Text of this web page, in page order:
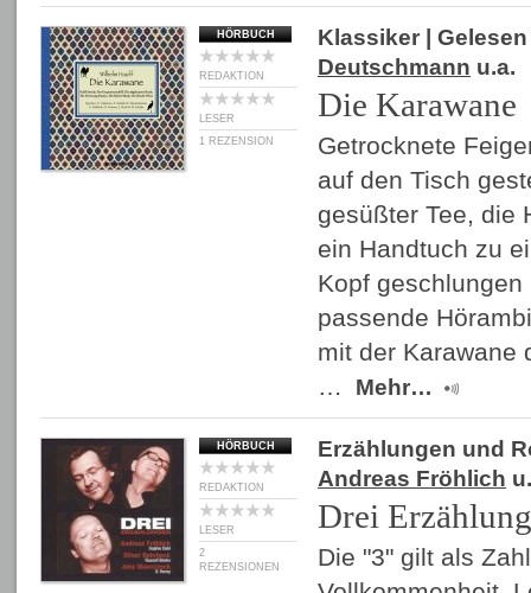
HÖRBUCH
REDAKTION
LESER
1 REZENSION
Klassiker |
Deutschmann u.a.
Die Karawane
Getrocknete
auf den Tisch
gesüßter Tee, die
ein Handtuch zu
Kopf
passende
mit der Karawane
…
Mehr…
HÖRBUCH
REDAKTION
LESER
2
REZENSIONEN
Erzählungen und
Andreas Fröhlich
Drei
Die "3" gilt als